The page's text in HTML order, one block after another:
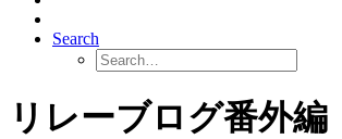
Search
リレーブログ番外編